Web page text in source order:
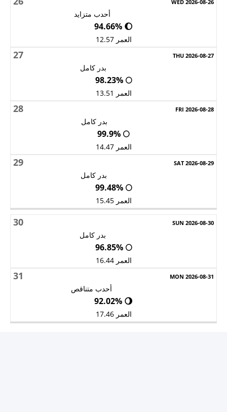
أحدب متزايد
🌔 94.66%
العمر 12.57
27
بدر كامل
🌕 98.23%
العمر 13.51
28
بدر كامل
🌕 99.9%
العمر 14.47
29
بدر كامل
🌕 99.48%
العمر 15.45
30
بدر كامل
🌕 96.85%
العمر 16.44
31
أحدب متناقص
🌖 92.02%
العمر 17.46